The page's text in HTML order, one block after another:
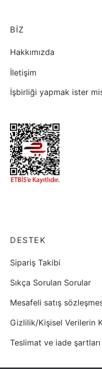
BİZ
Hakkımızda
İletişim
İşbirliği yapmak ister
DESTEK
Sipariş Takibi
Sıkça Sorulan Sorular
Mesafeli satış
Gizlilik/Kişisel Verilerin
Teslimat ve iade şartları